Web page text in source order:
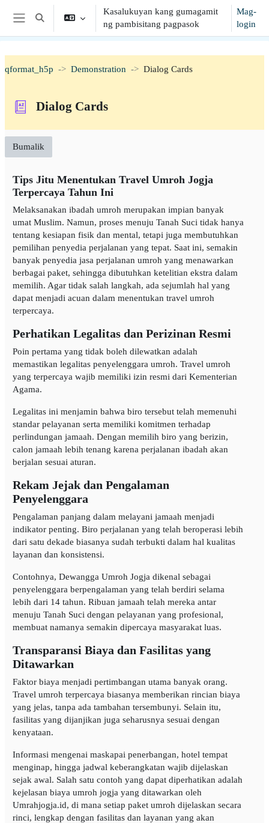
Lumaktaw patungo sa pangunahing nilalaman
Side panel
I-toggle ang "input" sa paghahanap
Kasalukuyan kang gumagamit
ng pambisitang pagpasok
Mag-
login
qformat_h5p Demonstration Dialog Cards
Dialog Cards
Bumalik
Tips Jitu Menentukan Travel Umroh Jogja
Terpercaya Tahun Ini
Melaksanakan ibadah umroh merupakan impian banyak
umat Muslim. Namun, proses menuju Tanah Suci tidak hanya
tentang kesiapan fisik dan mental, tetapi juga membutuhkan
pemilihan penyedia perjalanan yang tepat. Saat ini, semakin
banyak penyedia jasa perjalanan umroh yang menawarkan
berbagai paket, sehingga dibutuhkan ketelitian ekstra dalam
memilih. Agar tidak salah langkah, ada sejumlah hal yang
dapat menjadi acuan dalam menentukan travel umroh
terpercaya.
Perhatikan Legalitas dan Perizinan Resmi
Poin pertama yang tidak boleh dilewatkan adalah
memastikan legalitas penyelenggara umroh. Travel umroh
yang terpercaya wajib memiliki izin resmi dari Kementerian
Agama.
Legalitas ini menjamin bahwa biro tersebut telah memenuhi
standar pelayanan serta memiliki komitmen terhadap
perlindungan jamaah. Dengan memilih biro yang berizin,
calon jamaah lebih tenang karena perjalanan ibadah akan
berjalan sesuai aturan.
Rekam Jejak dan Pengalaman
Penyelenggara
Pengalaman panjang dalam melayani jamaah menjadi
indikator penting. Biro perjalanan yang telah beroperasi lebih
dari satu dekade biasanya sudah terbukti dalam hal kualitas
layanan dan konsistensi.
Contohnya, Dewangga Umroh Jogja dikenal sebagai
penyelenggara berpengalaman yang telah berdiri selama
lebih dari 14 tahun. Ribuan jamaah telah mereka antar
menuju Tanah Suci dengan pelayanan yang profesional,
membuat namanya semakin dipercaya masyarakat luas.
Transparansi Biaya dan Fasilitas yang
Ditawarkan
Faktor biaya menjadi pertimbangan utama banyak orang.
Travel umroh terpercaya biasanya memberikan rincian biaya
yang jelas, tanpa ada tambahan tersembunyi. Selain itu,
fasilitas yang dijanjikan juga seharusnya sesuai dengan
kenyataan.
Informasi mengenai maskapai penerbangan, hotel tempat
menginap, hingga jadwal keberangkatan wajib dijelaskan
sejak awal. Salah satu contoh yang dapat diperhatikan adalah
kejelasan biaya umroh jogja yang ditawarkan oleh
Umrahjogja.id, di mana setiap paket umroh dijelaskan secara
rinci, lengkap dengan fasilitas dan layanan yang akan